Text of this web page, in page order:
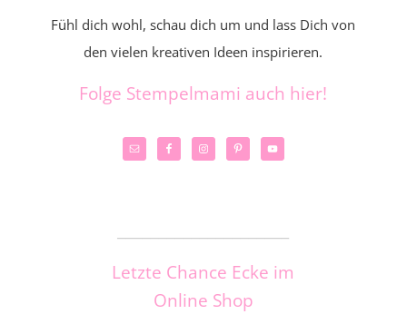
Fühl dich wohl, schau dich um und lass Dich von
den vielen kreativen Ideen inspirieren.
Folge Stempelmami auch hier!
Letzte Chance Ecke im
Online Shop